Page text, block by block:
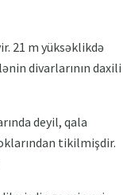
21 m yüksəklikdə
divarlarının daxili
deyil, qala
tikilmişdir.